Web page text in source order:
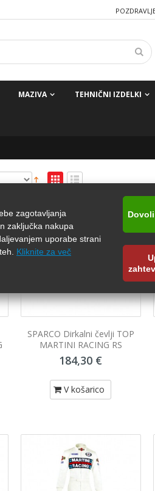
zagotavljanja
zaključka nakupa
uporabe strani
Kliknite za več
MAZIVA TEHNIČNI IZDELKI
SPARCO Dirkalni čevlji TOP
MARTINI RACING RS
184,30 €
V košarico